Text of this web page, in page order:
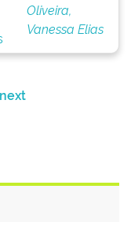
Oliveira,
Vanessa Elias
next